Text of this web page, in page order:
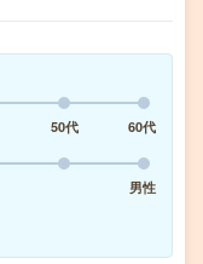
50代
60代
男性